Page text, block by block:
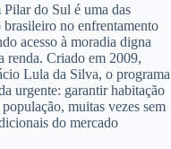
do Sul é uma das
no enfrentamento
acesso à moradia digna
renda. Criado em 2009,
Lula da Silva, o programa
urgente: garantir habitação
muitas vezes sem
do mercado